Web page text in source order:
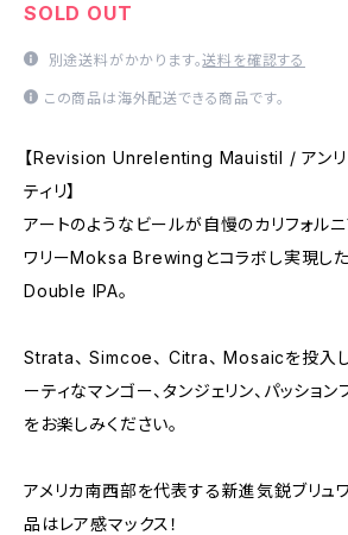
SOLD OUT
別途送料がかかります。送料を確認する
この商品は海外配送できる商品です。
【Revision Unrelenting Mauistil / アンリ
ティリ】
アートのようなビールが自慢のカリフォル
ワリーMoksa Brewingとコラボし実現
Double IPA。
Strata、 Simcoe、 Citra、 Mosaicを投入
ーティなマンゴー、タンジェリン、パッショ
をお楽しみください。
アメリカ南西部を代表する新進気鋭ブリュ
品はレア感マックス！